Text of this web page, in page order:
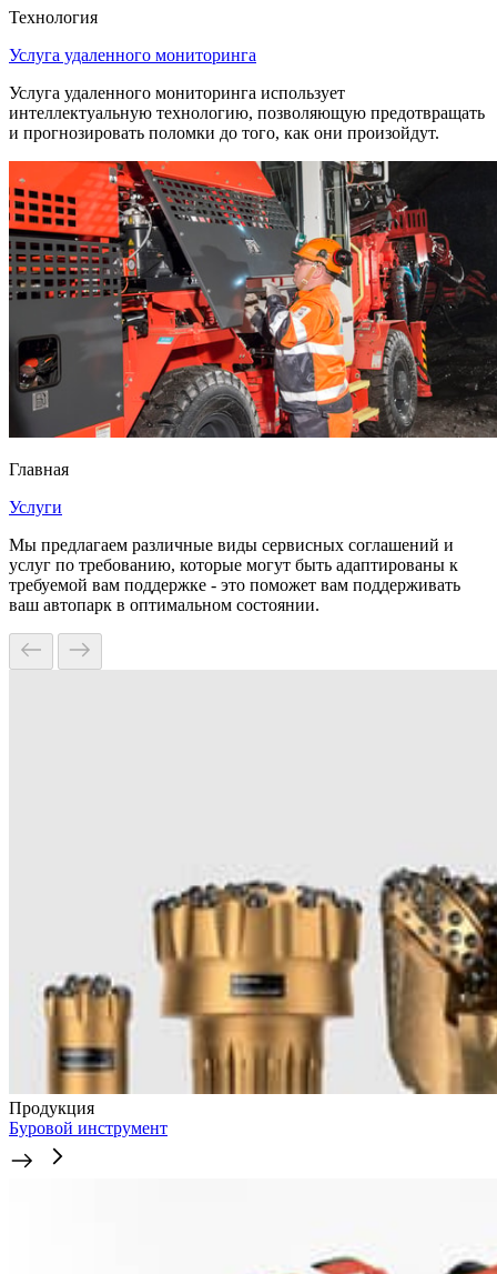
Технология
Услуга удаленного мониторинга
Услуга удаленного мониторинга использует
интеллектуальную технологию, позволяющую предотвращать
и прогнозировать поломки до того, как они произойдут.
Главная
Услуги
Мы предлагаем различные виды сервисных соглашений и
услуг по требованию, которые могут быть адаптированы к
требуемой вам поддержке - это поможет вам поддерживать
ваш автопарк в оптимальном состоянии.
Продукция
Буровой инструмент